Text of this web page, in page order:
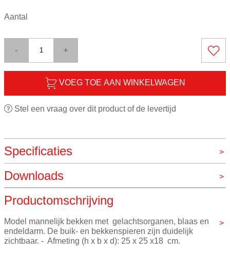
Aantal
- +
VOEG TOE AAN WINKELWAGEN
Stel een vraag over dit product of de levertijd
Specificaties
Merk
Downloads
Handleiding van Mannelijk bekken VOS
Productomschrijving
Model mannelijk bekken met  gelachtsorganen, blaas en
endeldarm. De buik- en bekkenspieren zijn duidelijk
zichtbaar. -  Afmeting (h x b x d): 25 x 25 x18  cm.